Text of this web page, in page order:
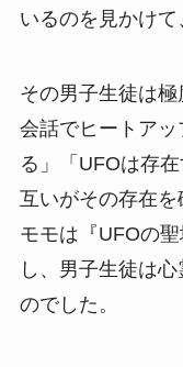
いるのを見かけて
その男子生徒は
会話でヒートア
る」「UFOは存
互いがその存在を
モモは『UFOの
し、男子生徒は
のでした。